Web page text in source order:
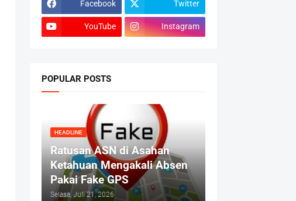
Facebook Twitter
YouTube Instagram
POPULAR POSTS
HEADLINE
Ratusan ASN di Asahan
Ketahuan Mengakali Absen
Pakai Fake GPS
Selasa, Juli 21, 2026